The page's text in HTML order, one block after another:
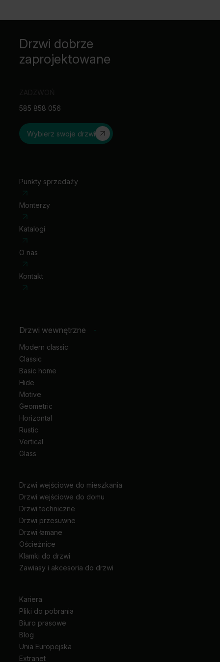
Drzwi dobrze
zaprojektowane
585 858 056
Wybierz swoje drzwi
Punkty sprzedaży
Monterzy
Katalogi
O nas
Kontakt
Drzwi wewnętrzne -
Modern classic
Classic
Basic home
Hide
Motive
Geometric
Horizontal
Rustic
Vertical
Glass
Drzwi wejściowe do mieszkania
Drzwi wejściowe do domu
Drzwi techniczne
Drzwi przesuwne
Drzwi łamane
Ościeżnice
Klamki do drzwi
Zawiasy i akcesoria do drzwi
Kariera
Pliki do pobrania
Biuro prasowe
Blog
Unia Europejska
Extranet